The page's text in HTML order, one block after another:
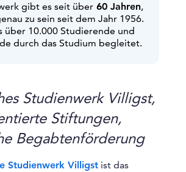
gibt es seit über 60 Jahren,
zu sein seit dem Jahr 1956.
über 10.000 Studierende und
durch das Studium begleitet.
Studienwerk Villigst,
Stiftungen,
Begabtenförderung
Studienwerk Villigst ist das